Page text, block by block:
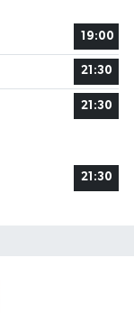
19:00
21:30
21:30
21:30